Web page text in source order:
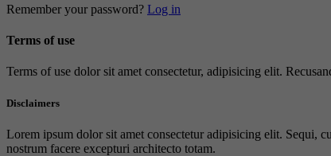
Remember your password? Log in
Terms of use
Terms of use dolor sit amet consectetur, adipisicing elit.
Disclaimers
Lorem ipsum dolor sit amet consectetur adipisicing elit. Sequi,
nostrum facere excepturi architecto totam.